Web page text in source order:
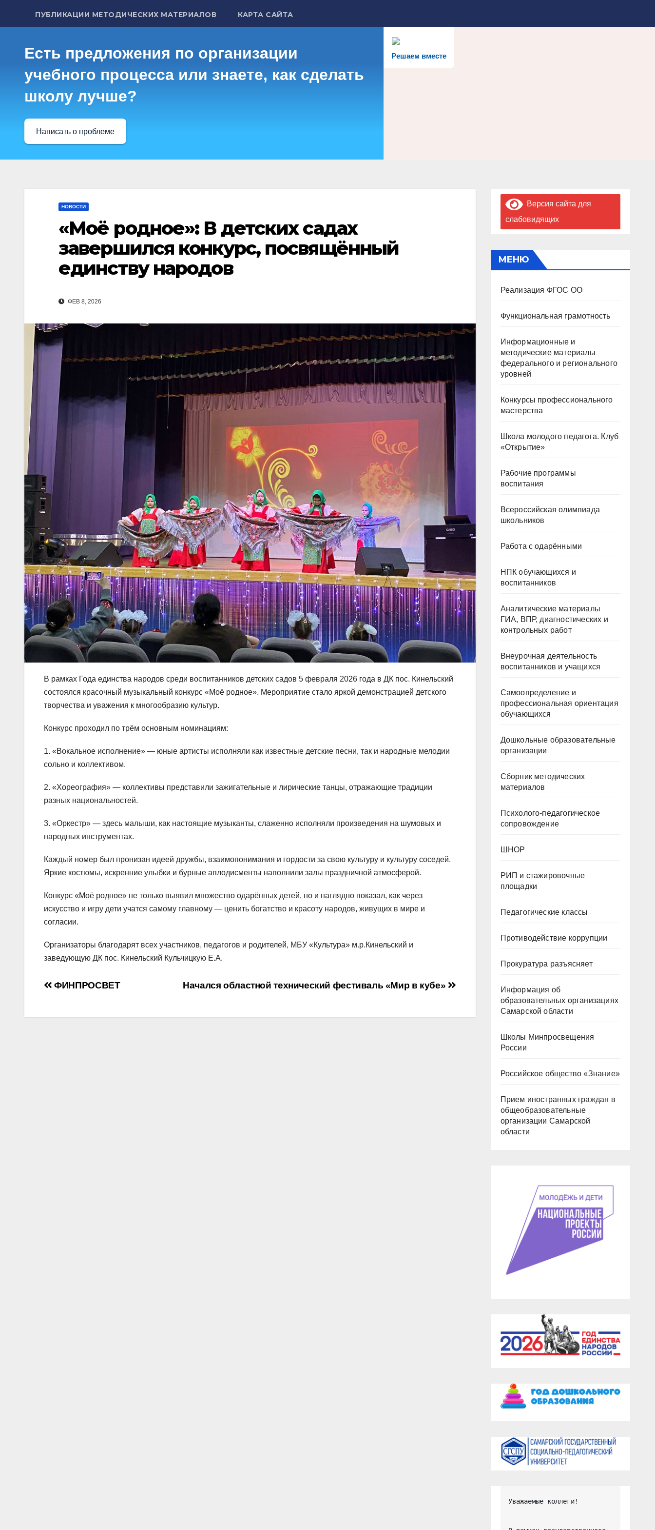
ПУБЛИКАЦИИ МЕТОДИЧЕСКИХ МАТЕРИАЛОВ КАРТА САЙТА
Решаем вместе
Есть предложения по организации
учебного процесса или знаете, как сделать
школу лучше?
Написать о проблеме
НОВОСТИ
«Моё родное»: В детских садах
завершился конкурс, посвящённый
единству народов
ФЕВ 8, 2026
В рамках Года единства народов среди воспитанников детских садов 5 февраля 2026 года в ДК пос. Кинельский
состоялся красочный музыкальный конкурс «Моё родное». Мероприятие стало яркой демонстрацией детского
творчества и уважения к многообразию культур.
Конкурс проходил по трём основным номинациям:
1. «Вокальное исполнение» — юные артисты исполняли как известные детские песни, так и народные мелодии
сольно и коллективом.
2. «Хореография» — коллективы представили зажигательные и лирические танцы, отражающие традиции
разных национальностей.
3. «Оркестр» — здесь малыши, как настоящие музыканты, слаженно исполняли произведения на шумовых и
народных инструментах.
Каждый номер был пронизан идеей дружбы, взаимопонимания и гордости за свою культуру и культуру соседей.
Яркие костюмы, искренние улыбки и бурные аплодисменты наполнили залы праздничной атмосферой.
Конкурс «Моё родное» не только выявил множество одарённых детей, но и наглядно показал, как через
искусство и игру дети учатся самому главному — ценить богатство и красоту народов, живущих в мире и
согласии.
Организаторы благодарят всех участников, педагогов и родителей, МБУ «Культура» м.р.Кинельский и
заведующую ДК пос. Кинельский Кульчицкую Е.А.
Навигация
Начался областной технический фестиваль «Мир в кубе»
ФИНПРОСВЕТ
Версия сайта для
слабовидящих
МЕНЮ
Реализация ФГОС ОО
Функциональная грамотность
Информационные и
методические материалы
федерального и регионального
уровней
Конкурсы профессионального
мастерства
Школа молодого педагога. Клуб
«Открытие»
Рабочие программы
воспитания
Всероссийская олимпиада
школьников
Работа с одарёнными
НПК обучающихся и
воспитанников
Аналитические материалы
ГИА, ВПР, диагностических и
контрольных работ
Внеурочная деятельность
воспитанников и учащихся
Самоопределение и
профессиональная ориентация
обучающихся
Дошкольные образовательные
организации
Сборник методических
материалов
Психолого-педагогическое
сопровождение
ШНОР
РИП и стажировочные
площадки
Педагогические классы
Противодействие коррупции
Прокуратура разъясняет
Информация об
образовательных организациях
Самарской области
Школы Минпросвещения
России
Российское общество «Знание»
Прием иностранных граждан в
общеобразовательные
организации Самарской
области
Уважаемые коллеги!